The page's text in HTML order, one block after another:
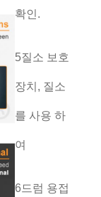
확인.
5질소 보호
장치, 질소
를 사용 하
여
6드럼 용접